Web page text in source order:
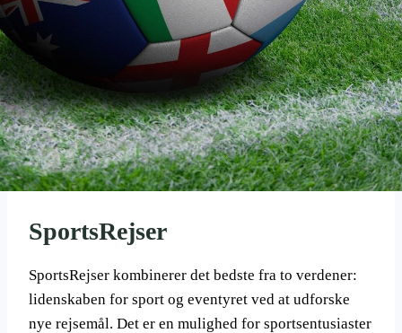
SportsRejser
SportsRejser kombinerer det bedste fra to verdener:
lidenskaben for sport og eventyret ved at udforske
nye rejsemål. Det er en mulighed for sportsentusiaster